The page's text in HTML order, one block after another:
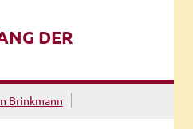
DER
Brinkmann